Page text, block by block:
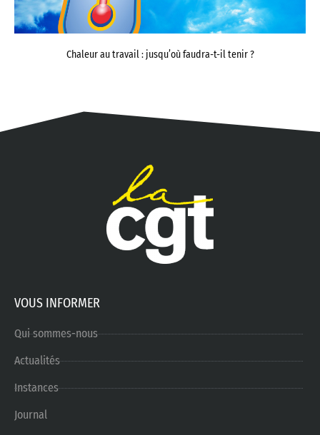
Chaleur au travail : jusqu’où faudra-t-il tenir ?
VOUS INFORMER
Qui sommes-nous
Actualités
Instances
Journal